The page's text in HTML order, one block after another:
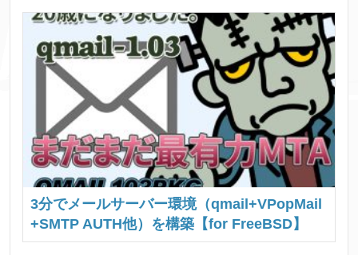
3分でメールサーバー環境（qmail+VPopMail
+SMTP AUTH他）を構築【for FreeBSD】